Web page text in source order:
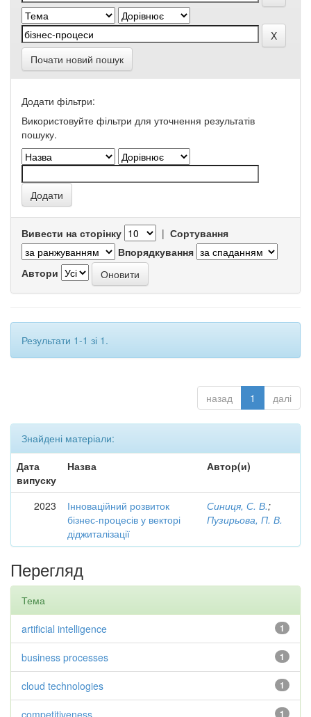
Почати новий пошук
Додати фільтри:
Використовуйте фільтри для уточнення результатів
пошуку.
Вивести на сторінку | Сортування
Впорядкування
Автори
Результати 1-1 зі 1.
назад 1 далі
Знайдені матеріали:
Дата
випуску
Назва Автор(и)
2023
Інноваційний розвиток
бізнес-процесів у векторі
діджиталізації
Синиця, С. В.;
Пузирьова, П. В.
Перегляд
Тема
1
artificial intelligence
1
business processes
1
cloud technologies
1
competitiveness